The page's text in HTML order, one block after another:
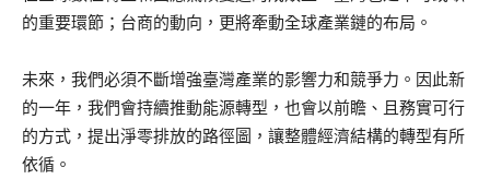
的重要環節；台商的動向，更將牽動全球產業鏈的布局。
未來，我們必須不斷增強臺灣產業的影響力和競爭力。因此新
的一年，我們會持續推動能源轉型，也會以前瞻、且務實可行
的方式，提出淨零排放的路徑圖，讓整體經濟結構的轉型有所
依循。